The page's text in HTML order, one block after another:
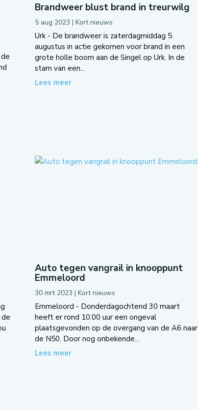
Brandweer blust brand in treurwilg
5 aug 2023 | Kort nieuws
Urk - De brandweer is zaterdagmiddag 5
augustus in actie gekomen voor brand in een
grote holle boom aan de Singel op Urk. In de
stam van een...
Lees meer
Auto tegen vangrail in knooppunt
Emmeloord
30 mrt 2023 | Kort nieuws
Emmeloord - Donderdagochtend 30 maart
heeft er rond 10:00 uur een ongeval
plaatsgevonden op de overgang van de A6 naar
de N50. Door nog onbekende...
Lees meer